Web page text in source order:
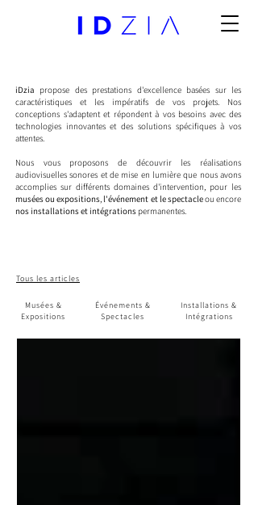
iDzia propose des prestations d'excellence basées sur les
caractéristiques et les impératifs de vos projets. Nos
conceptions s'adaptent et répondent à vos besoins avec des
technologies innovantes et des solutions spécifiques à vos
attentes.
Nous vous proposons de découvrir les réalisations
audiovisuelles sonores et de mise en lumière que nous avons
accomplies sur différents domaines d'intervention, pour les
musées ou expositions, l'événement et le spectacleou encore
nos installations et intégrations permanentes.
Tous les articles
Musées &
Expositions
Événements &
Spectacles
Installations &
Intégrations